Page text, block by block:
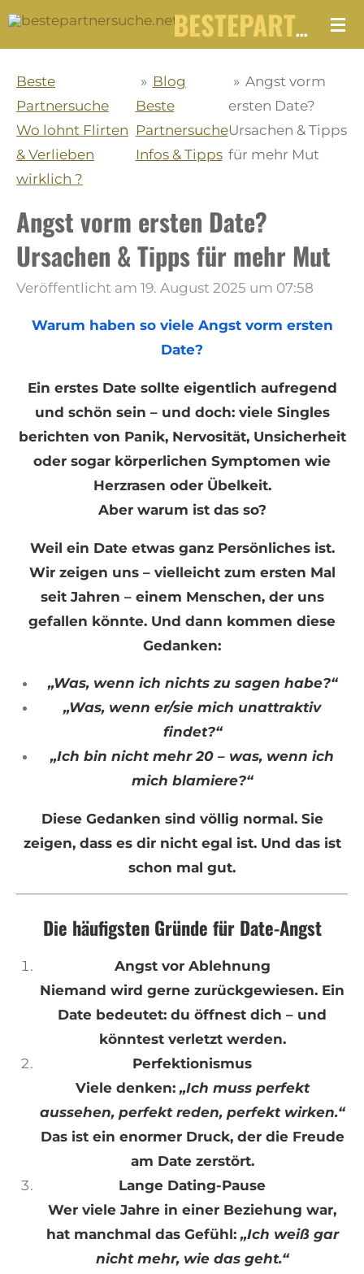
Zum
BESTEPARTNERSUCHE.NET
Beste
Partnersuche
Wo lohnt Flirten
& Verlieben
wirklich ?
» Blog
Beste
Partnersuche
Infos & Tipps
» Angst vorm
ersten Date?
Ursachen & Tipps
für mehr Mut
Angst vorm ersten Date?
Ursachen & Tipps für mehr Mut
Veröffentlicht am 19. August 2025 um 07:58
Warum haben so viele Angst vorm ersten
Date?
Ein erstes Date sollte eigentlich aufregend
und schön sein – und doch: viele Singles
berichten von Panik, Nervosität, Unsicherheit
oder sogar körperlichen Symptomen wie
Herzrasen oder Übelkeit.
Aber warum ist das so?
Weil ein Date etwas ganz Persönliches ist.
Wir zeigen uns – vielleicht zum ersten Mal
seit Jahren – einem Menschen, der uns
gefallen könnte. Und dann kommen diese
Gedanken:
„Was, wenn ich nichts zu sagen habe?“
„Was, wenn er/sie mich unattraktiv
findet?“
„Ich bin nicht mehr 20 – was, wenn ich
mich blamiere?“
Diese Gedanken sind völlig normal. Sie
zeigen, dass es dir nicht egal ist. Und das ist
schon mal gut.
Die häufigsten Gründe für Date-Angst
Angst vor Ablehnung
Niemand wird gerne zurückgewiesen. Ein
Date bedeutet: du öffnest dich – und
könntest verletzt werden.
Perfektionismus
Viele denken: „Ich muss perfekt
aussehen, perfekt reden, perfekt wirken.“
Das ist ein enormer Druck, der die Freude
am Date zerstört.
Lange Dating-Pause
Wer viele Jahre in einer Beziehung war,
hat manchmal das Gefühl: „Ich weiß gar
nicht mehr, wie das geht.“